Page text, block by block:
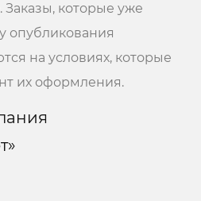
которые уже
опубликования
на условиях, которые
их оформления.